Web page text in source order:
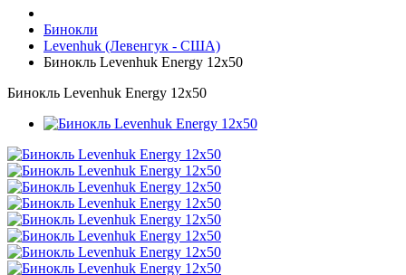
Бинокли
Levenhuk (Левенгук - США)
Бинокль Levenhuk Energy 12x50
Бинокль Levenhuk Energy 12x50